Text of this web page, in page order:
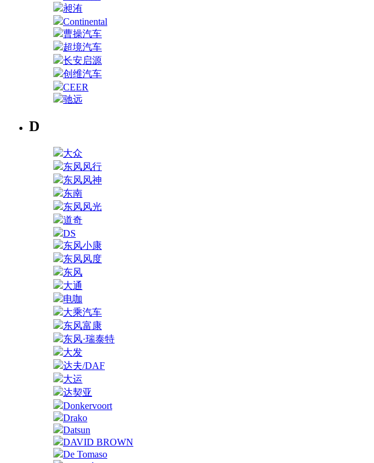
昶洧
Continental
曹操汽车
超境汽车
长安启源
创维汽车
CEER
驰远
D
大众
东风风行
东风风神
东南
东风风光
道奇
DS
东风小康
东风风度
东风
大通
电咖
大乘汽车
东风富康
东风·瑞泰特
大发
达夫/DAF
大运
达契亚
Donkervoort
Drako
Datsun
DAVID BROWN
De Tomaso